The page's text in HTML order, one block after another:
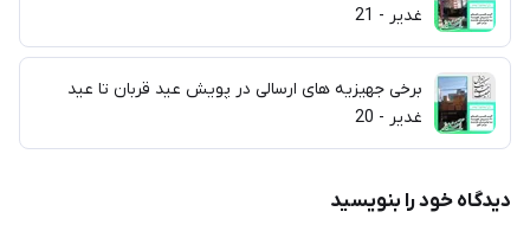
غدیر - 21
برخی جهیزیه های ارسالی در پویش عید قربان تا عید
غدیر - 20
دیدگاه خود را بنویسید